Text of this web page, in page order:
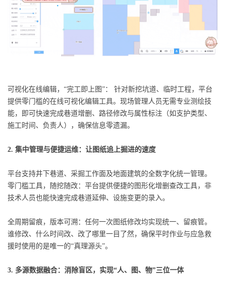
可视化在线编辑，“完工即上图”： 针对新挖坑道、临时工程，平台
提供零门槛的在线可视化编辑工具。现场管理人员无需专业测绘技
能，即可快速完成巷道增删、路径修改与属性标注（如支护类型、
施工时间、负责人），确保信息零遗漏。
2. 集中管理与便捷运维：让图纸追上掘进的速度
平台支持井下巷道、采掘工作面及地面建筑的全数字化统一管理。
零门槛工具，随挖随改：平台提供便捷的图形化增删查改工具，非
技术人员也能快速完成巷道延伸、设施变更的录入。
全周期留痕，版本可溯：任何一次图纸修改均实现统一、留痕管。
谁修改、什么时间改、改了哪里一目了然，确保平时作业与应急救
援时使用的是唯一的“真理源头”。
3. 多源数据融合：消除盲区，实现“人、图、物”三位一体